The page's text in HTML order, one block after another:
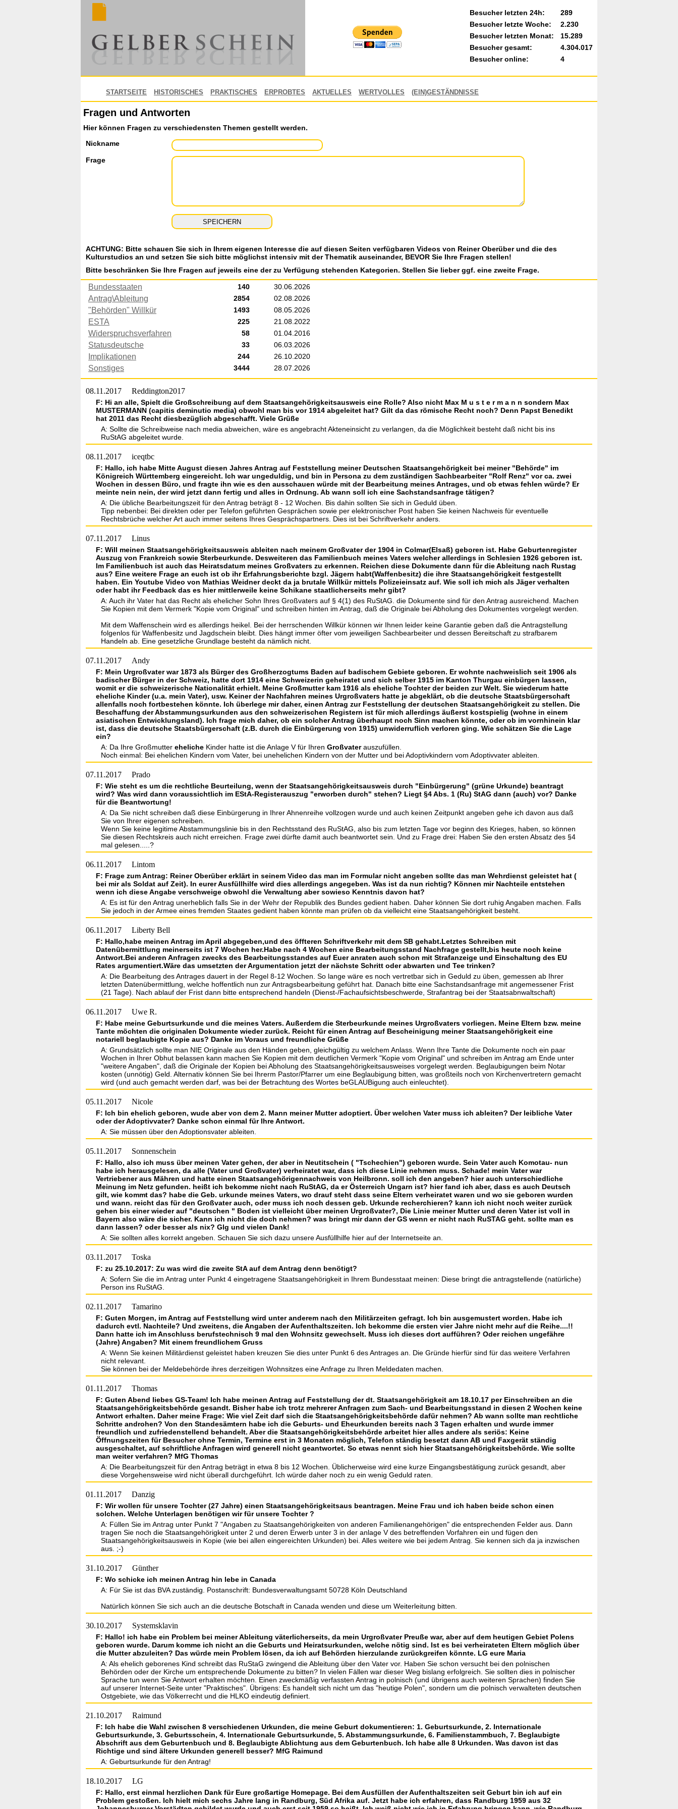
Besucher letzten 24h:
289
Besucher letzte Woche:
2.230
Besucher letzten Monat:
15.289
Besucher gesamt:
4.304.017
Besucher online:
4
STARTSEITE HISTORISCHES PRAKTISCHES ERPROBTES AKTUELLES WERTVOLLES (EIN)GESTÄNDNISSE
Fragen und Antworten
Hier können Fragen zu verschiedensten Themen gestellt werden.
Nickname
Frage
ACHTUNG: Bitte schauen Sie sich in Ihrem eigenen Interesse die auf diesen Seiten verfügbaren Videos von Reiner Oberüber und die des
Kulturstudios an und setzen Sie sich bitte möglichst intensiv mit der Thematik auseinander, BEVOR Sie Ihre Fragen stellen!
Bitte beschränken Sie Ihre Fragen auf jeweils eine der zu Verfügung stehenden Kategorien. Stellen Sie lieber ggf. eine zweite Frage.
Bundesstaaten 140 30.06.2026
Antrag\Ableitung 2854 02.08.2026
"Behörden" Willkür 1493 08.05.2026
ESTA 225 21.08.2022
Widerspruchsverfahren 58 01.04.2016
Statusdeutsche 33 06.03.2026
Implikationen 244 26.10.2020
Sonstiges 3444 28.07.2026
08.11.2017 Reddington2017
F: Hi an alle, Spielt die Großschreibung auf dem Staatsangehörigkeitsausweis eine Rolle? Also nicht Max M u s t e r m a n n sondern Max
MUSTERMANN (capitis deminutio media) obwohl man bis vor 1914 abgeleitet hat? Gilt da das römische Recht noch? Denn Papst Benedikt
hat 2011 das Recht diesbezüglich abgeschafft. Viele Grüße
A: Sollte die Schreibweise nach media abweichen, wäre es angebracht Akteneinsicht zu verlangen, da die Möglichkeit besteht daß nicht bis ins
RuStAG abgeleitet wurde.
08.11.2017 iceqtbc
F: Hallo, ich habe Mitte August diesen Jahres Antrag auf Feststellung meiner Deutschen Staatsangehörigkeit bei meiner "Behörde" im
Königreich Württemberg eingereicht. Ich war ungeduldig, und bin in Persona zu dem zuständigen Sachbearbeiter "Rolf Renz" vor ca. zwei
Wochen in dessen Büro, und fragte ihn wie es den ausschauen würde mit der Bearbeitung meines Antrages, und ob etwas fehlen würde? Er
meinte nein nein, der wird jetzt dann fertig und alles in Ordnung. Ab wann soll ich eine Sachstandsanfrage tätigen?
A: Die übliche Bearbeitungszeit für den Antrag beträgt 8 - 12 Wochen. Bis dahin sollten Sie sich in Geduld üben.
Tipp nebenbei: Bei direkten oder per Telefon geführten Gesprächen sowie per elektronischer Post haben Sie keinen Nachweis für eventuelle
Rechtsbrüche welcher Art auch immer seitens Ihres Gesprächspartners. Dies ist bei Schriftverkehr anders.
07.11.2017 Linus
F: Will meinen Staatsangehörigkeitsausweis ableiten nach meinem Großvater der 1904 in Colmar(Elsaß) geboren ist. Habe Geburtenregister
Auszug von Frankreich sowie Sterbeurkunde. Desweiteren das Familienbuch meines Vaters welcher allerdings in Schlesien 1926 geboren ist.
Im Familienbuch ist auch das Heiratsdatum meines Großvaters zu erkennen. Reichen diese Dokumente dann für die Ableitung nach Rustag
aus? Eine weitere Frage an euch ist ob ihr Erfahrungsberichte bzgl. Jägern habt(Waffenbesitz) die ihre Staatsangehörigkeit festgestellt
haben. Ein Youtube Video von Mathias Weidner deckt da ja brutale Willkür mittels Polizeieinsatz auf. Wie soll ich mich als Jäger verhalten
oder habt ihr Feedback das es hier mittlerweile keine Schikane staatlicherseits mehr gibt?
A: Auch ihr Vater hat das Recht als ehelicher Sohn Ihres Großvaters auf § 4(1) des RuStAG. die Dokumente sind für den Antrag ausreichend. Machen
Sie Kopien mit dem Vermerk "Kopie vom Original" und schreiben hinten im Antrag, daß die Originale bei Abholung des Dokumentes vorgelegt werden.
Mit dem Waffenschein wird es allerdings heikel. Bei der herrschenden Willkür können wir Ihnen leider keine Garantie geben daß die Antragstellung
folgenlos für Waffenbesitz und Jagdschein bleibt. Dies hängt immer öfter vom jeweiligen Sachbearbeiter und dessen Bereitschaft zu strafbarem
Handeln ab. Eine gesetzliche Grundlage besteht da nämlich nicht.
07.11.2017 Andy
F: Mein Urgroßvater war 1873 als Bürger des Großherzogtums Baden auf badischem Gebiete geboren. Er wohnte nachweislich seit 1906 als
badischer Bürger in der Schweiz, hatte dort 1914 eine Schweizerin geheiratet und sich selber 1915 im Kanton Thurgau einbürgen lassen,
womit er die schweizerische Nationalität erhielt. Meine Großmutter kam 1916 als eheliche Tochter der beiden zur Welt. Sie wiederum hatte
eheliche Kinder (u.a. mein Vater), usw. Keiner der Nachfahren meines Urgroßvaters hatte je abgeklärt, ob die deutsche Staatsbürgerschaft
allenfalls noch fortbestehen könnte. Ich überlege mir daher, einen Antrag zur Feststellung der deutschen Staatsangehörigkeit zu stellen. Die
Beschaffung der Abstammungsurkunden aus den schweizerischen Registern ist für mich allerdings äußerst kostspielig (wohne in einem
asiatischen Entwicklungsland). Ich frage mich daher, ob ein solcher Antrag überhaupt noch Sinn machen könnte, oder ob im vornhinein klar
ist, dass die deutsche Staatsbürgerschaft (z.B. durch die Einbürgerung von 1915) unwiderruflich verloren ging. Wie schätzen Sie die Lage
ein?
A: Da Ihre Großmutter eheliche Kinder hatte ist die Anlage V für Ihren Großvaterauszufüllen.
Noch einmal: Bei ehelichen Kindern vom Vater, bei unehelichen Kindern von der Mutter und bei Adoptivkindern vom Adoptivvater ableiten.
07.11.2017 Prado
F: Wie steht es um die rechtliche Beurteilung, wenn der Staatsangehörigkeitsausweis durch "Einbürgerung" (grüne Urkunde) beantragt
wird? Was wird dann voraussichtlich im EStA-Registerauszug "erworben durch" stehen? Liegt §4 Abs. 1 (Ru) StAG dann (auch) vor? Danke
für die Beantwortung!
A: Da Sie nicht schreiben daß diese Einbürgerung in Ihrer Ahnenreihe vollzogen wurde und auch keinen Zeitpunkt angeben gehe ich davon aus daß
Sie von Ihrer eigenen schreiben.
Wenn Sie keine legitime Abstammungslinie bis in den Rechtsstand des RuStAG, also bis zum letzten Tage vor beginn des Krieges, haben, so können
Sie diesen Rechtskreis auch nicht erreichen. Frage zwei dürfte damit auch beantwortet sein. Und zu Frage drei: Haben Sie den ersten Absatz des §4
mal gelesen.....?
06.11.2017 Lintom
F: Frage zum Antrag: Reiner Oberüber erklärt in seinem Video das man im Formular nicht angeben sollte das man Wehrdienst geleistet hat (
bei mir als Soldat auf Zeit). In eurer Ausfüllhilfe wird dies allerdings angegeben. Was ist da nun richtig? Können mir Nachteile entstehen
wenn ich diese Angabe verschweige obwohl die Verwaltung aber sowieso Kenntnis davon hat?
A: Es ist für den Antrag unerheblich falls Sie in der Wehr der Republik des Bundes gedient haben. Daher können Sie dort ruhig Angaben machen. Falls
Sie jedoch in der Armee eines fremden Staates gedient haben könnte man prüfen ob da vielleicht eine Staatsangehörigkeit besteht.
06.11.2017 Liberty Bell
F: Hallo,habe meinen Antrag im April abgegeben,und des öffteren Schriftverkehr mit dem SB gehabt.Letztes Schreiben mit
Datenübermittlung meinerseits ist 7 Wochen her.Habe nach 4 Wochen eine Bearbeitungsstand Nachfrage gestellt,bis heute noch keine
Antwort.Bei anderen Anfragen zwecks des Bearbeitungsstandes auf Euer anraten auch schon mit Strafanzeige und Einschaltung des EU
Rates argumentiert.Wäre das umsetzten der Argumentation jetzt der nächste Schritt oder abwarten und Tee trinken?
A: Die Bearbeitung des Antrages dauert in der Regel 8-12 Wochen. So lange wäre es noch vertretbar sich in Geduld zu üben, gemessen ab Ihrer
letzten Datenübermittlung, welche hoffentlich nun zur Antragsbearbeitung geführt hat. Danach bitte eine Sachstandsanfrage mit angemessener Frist
(21 Tage). Nach ablauf der Frist dann bitte entsprechend handeln (Dienst-/Fachaufsichtsbeschwerde, Strafantrag bei der Staatsabnwaltschaft)
06.11.2017 Uwe R.
F: Habe meine Geburtsurkunde und die meines Vaters. Außerdem die Sterbeurkunde meines Urgroßvaters vorliegen. Meine Eltern bzw. meine
Tante möchten die originalen Dokumente wieder zurück. Reicht für einen Antrag auf Bescheinigung meiner Staatsangehörigkeit eine
notariell beglaubigte Kopie aus? Danke im Voraus und freundliche Grüße
A: Grundsätzlich sollte man NIE Originale aus den Händen geben, gleichgültig zu welchem Anlass. Wenn Ihre Tante die Dokumente noch ein paar
Wochen in Ihrer Obhut belassen kann machen Sie Kopien mit dem deutlichen Vermerk "Kopie vom Original" und schreiben im Antrag am Ende unter
"weitere Angaben", daß die Originale der Kopien bei Abholung des Staatsangehörigkeitsausweises vorgelegt werden. Beglaubigungen beim Notar
kosten (unnötig) Geld. Alternativ können Sie bei Ihrerm Pastor/Pfarrer um eine Beglaubigung bitten, was großteils noch von Kirchenvertretern gemacht
wird (und auch gemacht werden darf, was bei der Betrachtung des Wortes beGLAUBigung auch einleuchtet).
05.11.2017 Nicole
F: Ich bin ehelich geboren, wude aber von dem 2. Mann meiner Mutter adoptiert. Über welchen Vater muss ich ableiten? Der leibliche Vater
oder der Adoptivvater? Danke schon einmal für Ihre Antwort.
A: Sie müssen über den Adoptionsvater ableiten.
05.11.2017 Sonnenschein
F: Hallo, also ich muss über meinen Vater gehen, der aber in Neutitschein ( "Tschechien") geboren wurde. Sein Vater auch Komotau- nun
habe ich herausgelesen, da alle (Vater und Großvater) verheiratet war, dass ich diese Linie nehmen muss. Schade! mein Vater war
Vertriebener aus Mähren und hatte einen Staatsangehörigennachweis von Heilbronn. soll ich den angeben? hier auch unterschiedliche
Meinung im Netz gefunden. heißt ich bekomme nicht nach RuStAG, da er Österreich Ungarn ist? hier fand ich aber, dass es auch Deutsch
gilt, wie kommt das? habe die Geb. urkunde meines Vaters, wo drauf steht dass seine Eltern verheiratet waren und wo sie geboren wurden
und wann. reicht das für den Großvater auch, oder muss ich noch dessen geb. Urkunde recherchieren? kann ich nicht noch weiter zurück
gehen bis einer wieder auf "deutschen " Boden ist vielleicht über meinen Urgroßvater?, Die Linie meiner Mutter und deren Vater ist voll in
Bayern also wäre die sicher. Kann ich nicht die doch nehmen? was bringt mir dann der GS wenn er nicht nach RuSTAG geht. sollte man es
dann lassen? oder besser als nix? Glg und vielen Dank!
A: Sie sollten alles korrekt angeben. Schauen Sie sich dazu unsere Ausfüllhilfe hier auf der Internetseite an.
03.11.2017 Toska
F: zu 25.10.2017: Zu was wird die zweite StA auf dem Antrag denn benötigt?
A: Sofern Sie die im Antrag unter Punkt 4 eingetragene Staatsangehörigkeit in Ihrem Bundesstaat meinen: Diese bringt die antragstellende (natürliche)
Person ins RuStAG.
02.11.2017 Tamarino
F: Guten Morgen, im Antrag auf Feststellung wird unter anderem nach den Militärzeiten gefragt. Ich bin ausgemustert worden. Habe ich
dadurch evtl. Nachteile? Und zweitens, die Angaben der Aufenthaltszeiten. Ich bekomme die ersten vier Jahre nicht mehr auf die Reihe....!!
Dann hatte ich im Anschluss berufstechnisch 9 mal den Wohnsitz gewechselt. Muss ich dieses dort aufführen? Oder reichen ungefähre
(Jahre) Angaben? Mit einem freundlichem Gruss
A: Wenn Sie keinen Militärdienst geleistet haben kreuzen Sie dies unter Punkt 6 des Antrages an. Die Gründe hierfür sind für das weitere Verfahren
nicht relevant.
Sie können bei der Meldebehörde ihres derzeitigen Wohnsitzes eine Anfrage zu Ihren Meldedaten machen.
01.11.2017 Thomas
F: Guten Abend liebes GS-Team! Ich habe meinen Antrag auf Feststellung der dt. Staatsangehörigkeit am 18.10.17 per Einschreiben an die
Staatsangehörigkeitsbehörde gesandt. Bisher habe ich trotz mehrerer Anfragen zum Sach- und Bearbeitungsstand in diesen 2 Wochen keine
Antwort erhalten. Daher meine Frage: Wie viel Zeit darf sich die Staatsangehörigkeitsbehörde dafür nehmen? Ab wann sollte man rechtliche
Schritte androhen? Von den Standesämtern habe ich die Geburts- und Eheurkunden bereits nach 3 Tagen erhalten und wurde immer
freundlich und zufriedenstellend behandelt. Aber die Staatsangehörigkeitsbehörde arbeitet hier alles andere als seriös: Keine
Öffnungszeiten für Besucher ohne Termin, Termine erst in 3 Monaten möglich, Telefon ständig besetzt dann AB und Faxgerät ständig
ausgeschaltet, auf schriftliche Anfragen wird generell nicht geantwortet. So etwas nennt sich hier Staatsangehörigkeitsbehörde. Wie sollte
man weiter verfahren? MfG Thomas
A: Die Bearbeitungszeit für den Antrag beträgt in etwa 8 bis 12 Wochen. Üblicherweise wird eine kurze Eingangsbestätigung zurück gesandt, aber
diese Vorgehensweise wird nicht überall durchgeführt. Ich würde daher noch zu ein wenig Geduld raten.
01.11.2017 Danzig
F: Wir wollen für unsere Tochter (27 Jahre) einen Staatsangehörigkeitsaus beantragen. Meine Frau und ich haben beide schon einen
solchen. Welche Unterlagen benötigen wir für unsere Tochter ?
A: Füllen Sie im Antrag unter Punkt 7 "Angaben zu Staatsangehörigkeiten von anderen Familienangehörigen" die entsprechenden Felder aus. Dann
tragen Sie noch die Staatsangehörigkeit unter 2 und deren Erwerb unter 3 in der anlage V des betreffenden Vorfahren ein und fügen den
Staatsangehörigkeitsausweis in Kopie (wie bei allen eingereichten Urkunden) bei. Alles weitere wie bei jedem Antrag. Sie kennen sich da ja inzwischen
aus. ;-)
31.10.2017 Günther
F: Wo schicke ich meinen Antrag hin lebe in Canada
A: Für Sie ist das BVA zuständig. Postanschrift: Bundesverwaltungsamt 50728 Köln Deutschland
Natürlich können Sie sich auch an die deutsche Botschaft in Canada wenden und diese um Weiterleitung bitten.
30.10.2017 Systemsklavin
F: Hallo! ich habe ein Problem bei meiner Ableitung väterlicherseits, da mein Urgroßvater Preuße war, aber auf dem heutigen Gebiet Polens
geboren wurde. Darum komme ich nicht an die Geburts und Heiratsurkunden, welche nötig sind. Ist es bei verheirateten Eltern möglich über
die Mutter abzuleiten? Das würde mein Problem lösen, da ich auf Behörden hierzulande zurückgreifen könnte. LG eure Maria
A: Als ehelich geborenes Kind schreibt das RuStaG zwingend die Ableitung über den Vater vor. Haben Sie schon versucht bei den polnischen
Behörden oder der Kirche um entsprechende Dokumente zu bitten? In vielen Fällen war dieser Weg bislang erfolgreich. Sie sollten dies in polnischer
Sprache tun wenn Sie Antwort erhalten möchten. Einen zweckmäßig verfassten Antrag in polnisch (und übrigens auch weiteren Sprachen) finden Sie
auf unserer Internet-Seite unter "Praktisches". Übrigens: Es handelt sich nicht um das "heutige Polen", sondern um die polnisch verwalteten deutschen
Ostgebiete, wie das Völkerrecht und die HLKO eindeutig definiert.
21.10.2017 Raimund
F: Ich habe die Wahl zwischen 8 verschiedenen Urkunden, die meine Geburt dokumentieren: 1. Geburtsurkunde, 2. Internationale
Geburtsurkunde, 3. Geburtsschein, 4. Internationale Geburtsurkunde, 5. Abstammungsurkunde, 6. Familienstammbuch, 7. Beglaubigte
Abschrift aus dem Geburtenbuch und 8. Beglaubigte Ablichtung aus dem Geburtenbuch. Ich habe alle 8 Urkunden. Was davon ist das
Richtige und sind ältere Urkunden generell besser? MfG Raimund
A: Geburtsurkunde für den Antrag!
18.10.2017 LG
F: Hallo, erst einmal herzlichen Dank für Eure großartige Homepage. Bei dem Ausfüllen der Aufenthaltszeiten seit Geburt bin ich auf ein
Problem gestoßen. Ich hielt mich sechs Jahre lang in Randburg, Süd Afrika auf. Jetzt habe ich erfahren, dass Randburg 1959 aus 32